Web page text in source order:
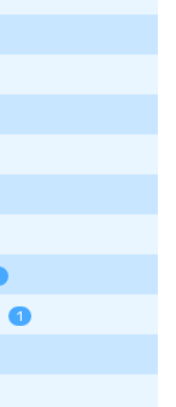
1